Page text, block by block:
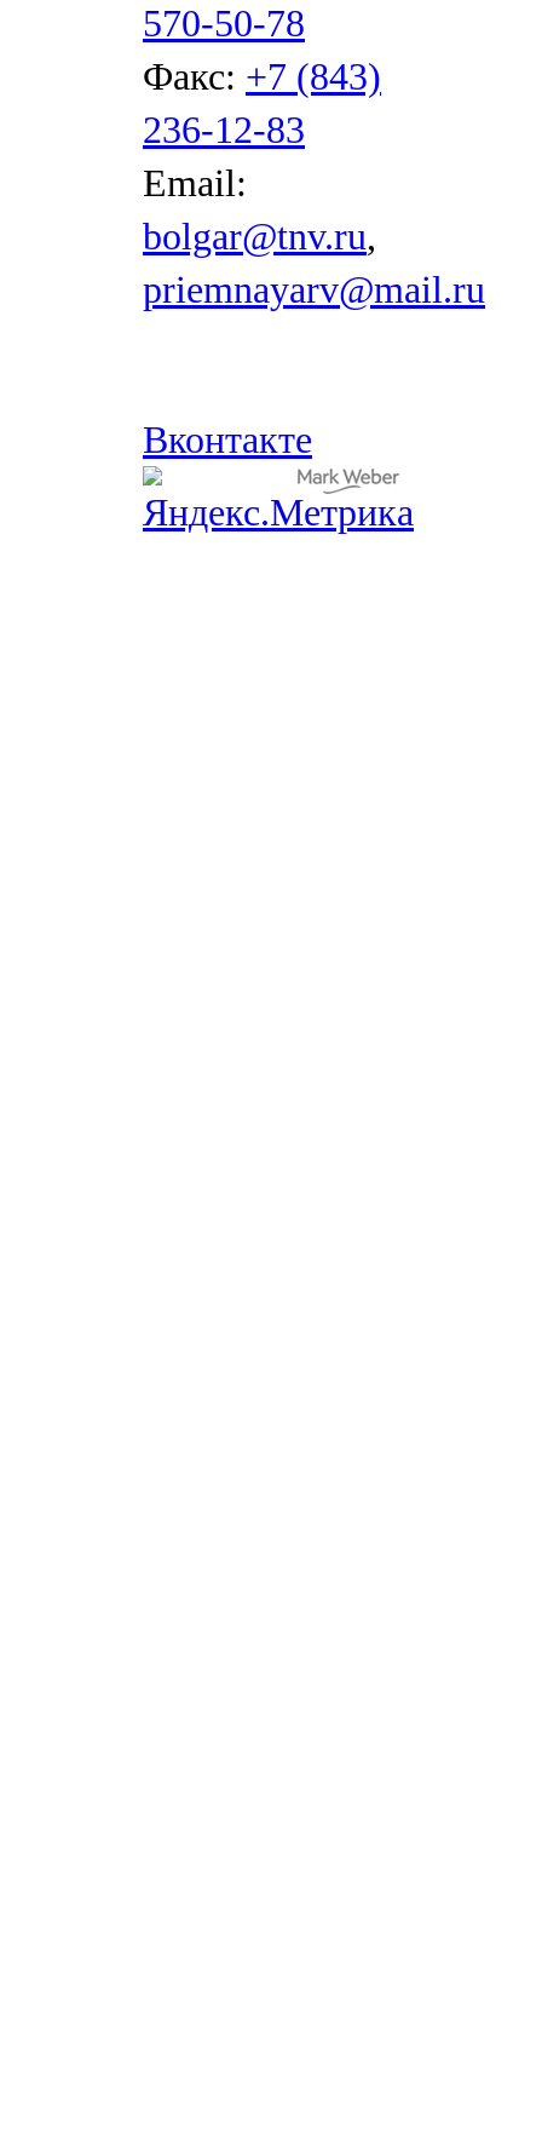
570-50-78
Факс: +7 (843)
236-12-83
Email:
bolgar@tnv.ru,
priemnayarv@mail.ru
Вконтакте